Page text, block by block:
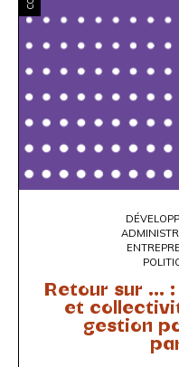
Retour sur ...
et
gestion